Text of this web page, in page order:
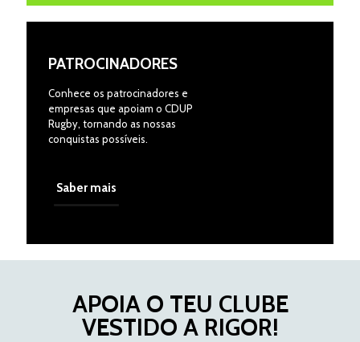
PATROCINADORES
Conhece os patrocinadores e
empresas que apoiam o CDUP
Rugby, tornando as nossas
conquistas possíveis.
Saber mais
APOIA O TEU CLUBE
VESTIDO A RIGOR!